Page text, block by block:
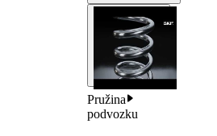
Pružina
podvozku